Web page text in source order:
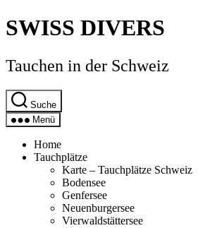
Direkt
zum
wechseln
SWISS DIVERS
Tauchen in der Schweiz
Suche
Menü
Home
Tauchplätze
Karte – Tauchplätze Schweiz
Bodensee
Genfersee
Neuenburgersee
Vierwaldstättersee